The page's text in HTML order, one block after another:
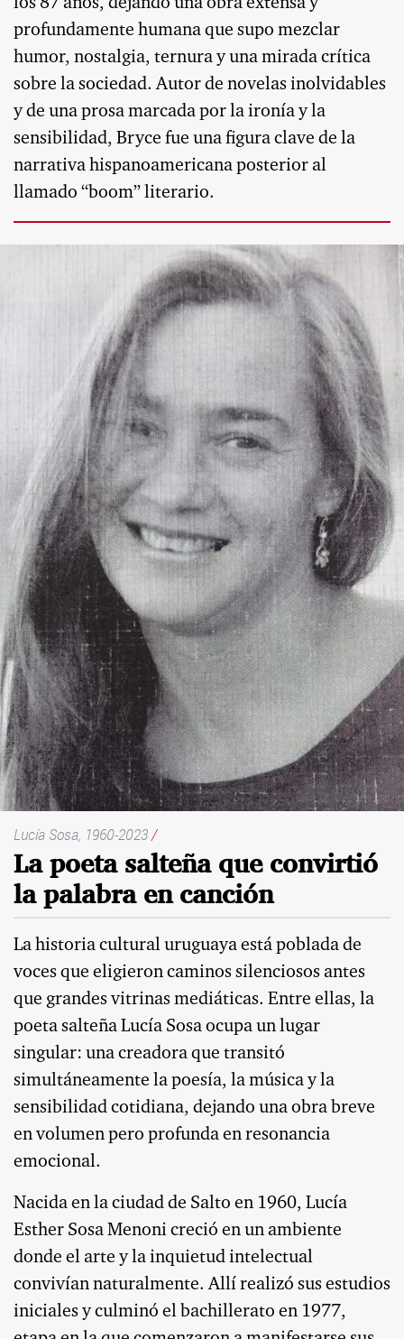
profundamente humana que supo mezclar
humor, nostalgia, ternura y una mirada crítica
sobre la sociedad. Autor de novelas inolvidables
y de una prosa marcada por la ironía y la
sensibilidad, Bryce fue una figura clave de la
narrativa hispanoamericana posterior al
llamado “boom” literario.
Lucía Sosa, 1960-2023/
La poeta salteña que convirtió
la palabra en canción
La historia cultural uruguaya está poblada de
voces que eligieron caminos silenciosos antes
que grandes vitrinas mediáticas. Entre ellas, la
poeta salteña Lucía Sosa ocupa un lugar
singular: una creadora que transitó
simultáneamente la poesía, la música y la
sensibilidad cotidiana, dejando una obra breve
en volumen pero profunda en resonancia
emocional.
Nacida en la ciudad de Salto en 1960, Lucía
Esther Sosa Menoni creció en un ambiente
donde el arte y la inquietud intelectual
convivían naturalmente. Allí realizó sus estudios
iniciales y culminó el bachillerato en 1977,